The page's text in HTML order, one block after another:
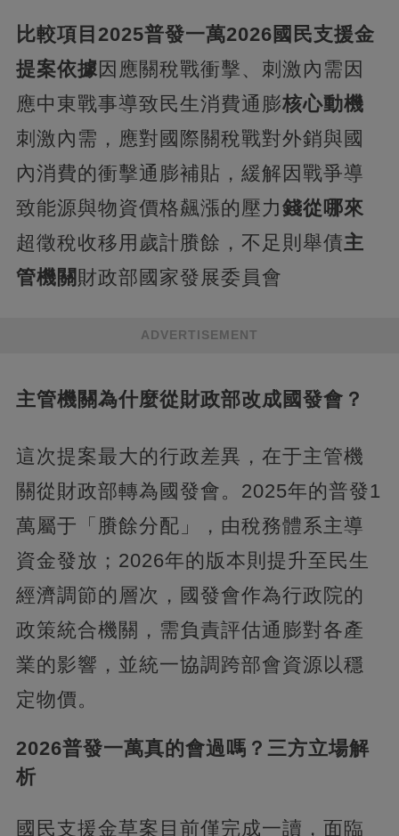
比較項目 2025普發一萬2026國民支援金
提案依據因應關稅戰衝擊、刺激內需因
應中東戰事導致民生消費通膨核心動機
刺激內需，應對國際關稅戰對外銷與國
內消費的衝擊通膨補貼，緩解因戰爭導
致能源與物資價格飆漲的壓力錢從哪來
超徵稅收移用歲計賸餘，不足則舉債主
管機關 財政部國家發展委員會
ADVERTISEMENT
主管機關為什麼從財政部改成國發會？
這次提案最大的行政差異，在于主管機
關從財政部轉為國發會。2025年的普發1
萬屬于「賸餘分配」，由稅務體系主導
資金發放；2026年的版本則提升至民生
經濟調節的層次，國發會作為行政院的
政策統合機關，需負責評估通膨對各產
業的影響，並統一協調跨部會資源以穩
定物價。
2026普發一萬真的會過嗎？三方立場解
析
國民支援金草案目前僅完成一讀，面臨